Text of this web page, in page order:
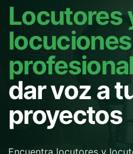
Locutores
locuciones
dar voz a
proyectos
Encuentra locutores y